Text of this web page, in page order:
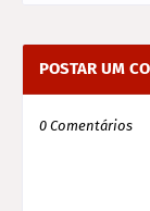
POSTAR UM
0 Comentários